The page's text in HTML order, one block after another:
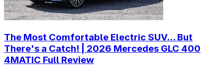
The Most Comfortable Electric SUV... But
There's a Catch! | 2026 Mercedes GLC 400
4MATIC Full Review